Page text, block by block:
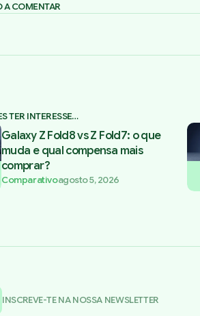
A COMENTAR
TER INTERESSE…
Galaxy Z Fold8 vs Z Fold7: o que
muda e qual compensa mais
comprar?
Comparativoagosto 5, 2026
INSCREVE-TE NA NOSSA NEWSLETTER